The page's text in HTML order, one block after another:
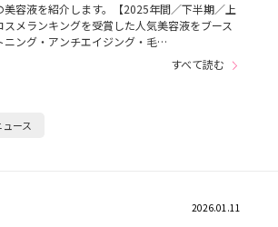
美容液を紹介します。【2025年間／下半期／上
メランキングを受賞した人気美容液をブース
ニング・アンチエイジング・毛…
すべて読む
ース
2026.01.11